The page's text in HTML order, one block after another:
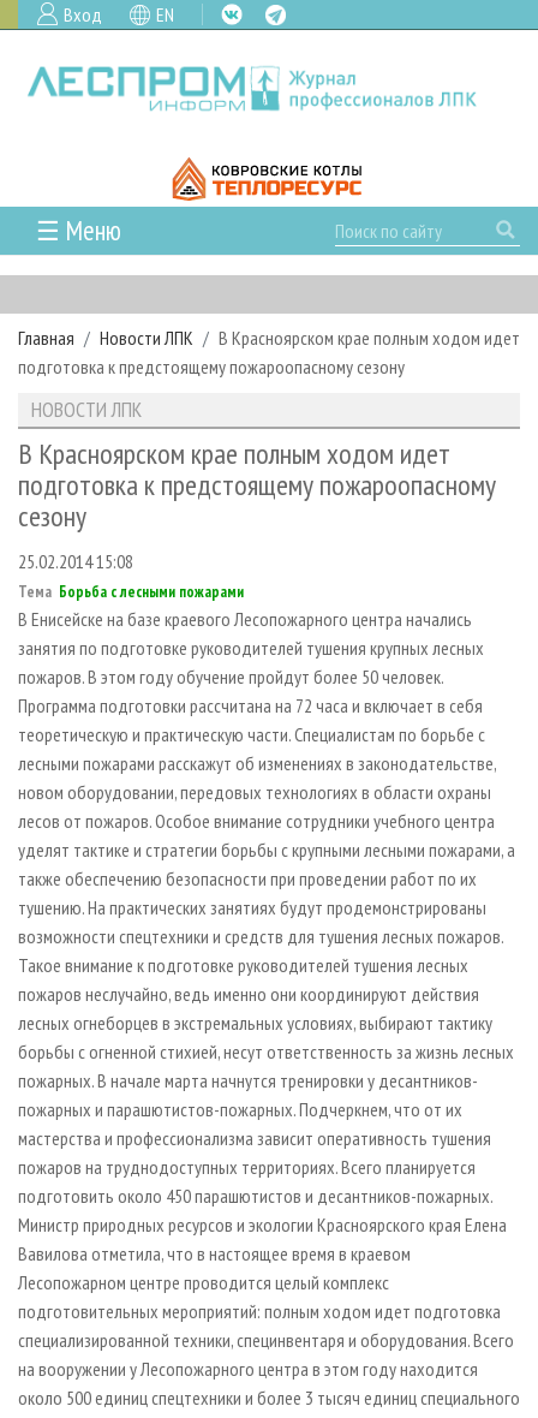
Вход EN
☰ Меню
ГЛАВНАЯ
РУБРИКИ И ТЕМЫ
РУБРИКИ ЖУРНАЛА
ЛЕСОЗАГОТОВКА
ЛЕСОПИЛЕНИЕ
ДЕРЕВООБРАБОТКА
СУШКА ДРЕВЕСИНЫ
ПРОИЗВОДСТВО ДРЕВЕСНЫХ ПЛИТ
ДЕРЕВЯННОЕ ДОМОСТРОЕНИЕ
ПРОИЗВОДСТВО МЕБЕЛИ
БИОЭНЕРГЕТИКА
ЦБП
ИНСТРУМЕНТ И МАТЕРИАЛЫ
НОВОСТИ
НОВОСТИ ЛПК
НОВОСТИ ЖУРНАЛА
НОВОСТИ КОМПАНИЙ
ПРОЕКТЫ ЛПИ
АНАЛИТИКА
ПРЕДПРИЯТИЯ ЛПК
ЛЕСНЫЕ РЕГИОНЫ РОССИИ
ПЕРСОНЫ
МОБИЛЬНЫЕ ВЫСТАВКИ
ОФИЦИАЛЬНЫЕ ДЕЛЕГАЦИИ
ПРИОРИТЕТНЫЕ ИНВЕСТПРОЕКТЫ
RUSSIAN FORESTRY REVIEW
ГАЗЕТА ЛЕСПРОМФОРУМ
БИБЛИОТЕКА СПЕЦИАЛИСТА
АРХИВ
АРХИВ ЖУРНАЛОВ
СТАТЬИ
О ЖУРНАЛЕ
ПОДПИСКА
КОНТАКТЫ
РЕКЛАМОДАТЕЛЯМ
РЕКЛАМА
РЕКЛАМА НА САЙТЕ
Главная Новости ЛПК
В Красноярском крае полным ходом идет
подготовка к предстоящему пожароопасному сезону
НОВОСТИ ЛПК
В Красноярском крае полным ходом идет
подготовка к предстоящему пожароопасному
сезону
25.02.2014 15:08
Тема Борьба с лесными пожарами
В Енисейске на базе краевого Лесопожарного центра начались
занятия по подготовке руководителей тушения крупных лесных
пожаров. В этом году обучение пройдут более 50 человек.
Программа подготовки рассчитана на 72 часа и включает в себя
теоретическую и практическую части. Специалистам по борьбе с
лесными пожарами расскажут об изменениях в законодательстве,
новом оборудовании, передовых технологиях в области охраны
лесов от пожаров. Особое внимание сотрудники учебного центра
уделят тактике и стратегии борьбы с крупными лесными пожарами, а
также обеспечению безопасности при проведении работ по их
тушению. На практических занятиях будут продемонстрированы
возможности спецтехники и средств для тушения лесных пожаров.
Такое внимание к подготовке руководителей тушения лесных
пожаров неслучайно, ведь именно они координируют действия
лесных огнеборцев в экстремальных условиях, выбирают тактику
борьбы с огненной стихией, несут ответственность за жизнь лесных
пожарных. В начале марта начнутся тренировки у десантников-
пожарных и парашютистов-пожарных. Подчеркнем, что от их
мастерства и профессионализма зависит оперативность тушения
пожаров на труднодоступных территориях. Всего планируется
подготовить около 450 парашютистов и десантников-пожарных.
Министр природных ресурсов и экологии Красноярского края Елена
Вавилова отметила, что в настоящее время в краевом
Лесопожарном центре проводится целый комплекс
подготовительных мероприятий: полным ходом идет подготовка
специализированной техники, специнвентаря и оборудования. Всего
на вооружении у Лесопожарного центра в этом году находится
около 500 единиц спецтехники и более 3 тысяч единиц специального